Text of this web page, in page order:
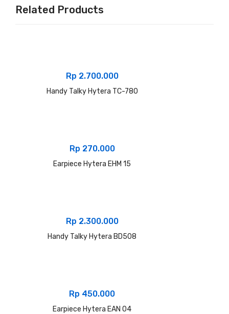
Related Products
Rp 2.700.000
Handy Talky Hytera TC-780
Rp 270.000
Earpiece Hytera EHM 15
Rp 2.300.000
Handy Talky Hytera BD508
Rp 450.000
Earpiece Hytera EAN 04